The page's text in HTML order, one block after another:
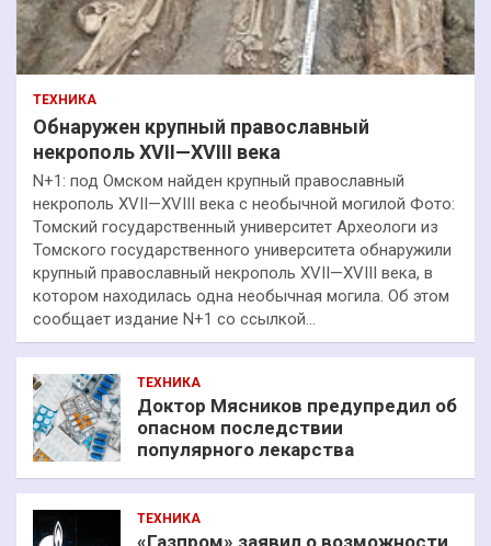
ТЕХНИКА
Обнаружен крупный православный
некрополь XVII—XVIII века
N+1: под Омском найден крупный православный
некрополь XVII—XVIII века с необычной могилой Фото:
Томский государственный университет Археологи из
Томского государственного университета обнаружили
крупный православный некрополь XVII—XVIII века, в
котором находилась одна необычная могила. Об этом
сообщает издание N+1 со ссылкой…
ТЕХНИКА
Доктор Мясников предупредил об
опасном последствии
популярного лекарства
ТЕХНИКА